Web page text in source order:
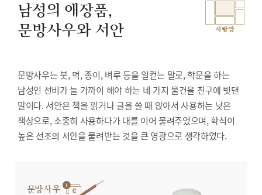
남성의 애장품,
문방사우와 서안
사랑방
문방사우는 붓, 먹, 종이, 벼루 등을 일컫는 말로, 학문을 하는
남성인 선비가 늘 가까이 해야 하는 네 가지 물건을 친구에 빗댄
말이다. 서안은 책을 읽거나 글을 쓸 때 앉아서 사용하는 낮은
책상으로, 소중히 사용하다가 대를 이어 물려주었으며, 학식이
높은 선조의 서안을 물려받는 것을 큰 영광으로 생각하였다.
문방사우